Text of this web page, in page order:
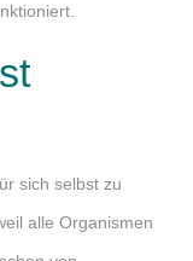
sich selbst zu
alle Organismen